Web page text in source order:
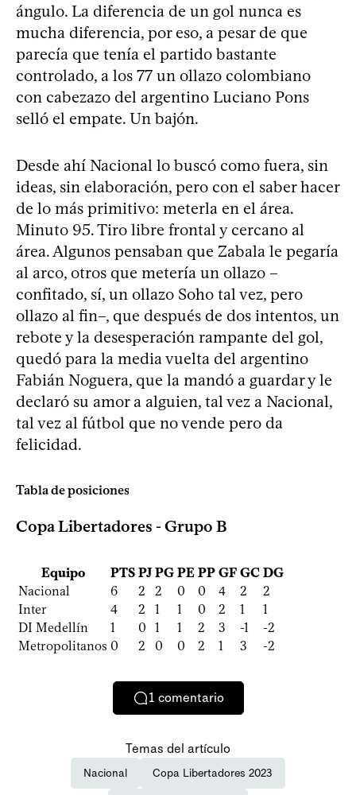
ángulo. La diferencia de un gol nunca es
mucha diferencia, por eso, a pesar de que
parecía que tenía el partido bastante
controlado, a los 77 un ollazo colombiano
con cabezazo del argentino Luciano Pons
selló el empate. Un bajón.
Desde ahí Nacional lo buscó como fuera, sin
ideas, sin elaboración, pero con el saber hacer
de lo más primitivo: meterla en el área.
Minuto 95. Tiro libre frontal y cercano al
área. Algunos pensaban que Zabala le pegaría
al arco, otros que metería un ollazo –
confitado, sí, un ollazo Soho tal vez, pero
ollazo al fin–, que después de dos intentos, un
rebote y la desesperación rampante del gol,
quedó para la media vuelta del argentino
Fabián Noguera, que la mandó a guardar y le
declaró su amor a alguien, tal vez a Nacional,
tal vez al fútbol que no vende pero da
felicidad.
Tabla de posiciones
Copa Libertadores - Grupo B
Equipo PTS PJ PG PE PP GF GC DG
Nacional
6 2 2 0 0 4 2
2
Inter
4 2 1 1 0 2 1
1
DI Medellín
1 0 1 1 2 3 -1
-2
Metropolitanos 0 2 0 0 2 1 3 -2
1 comentario
Temas del artículo
Nacional Copa Libertadores 2023